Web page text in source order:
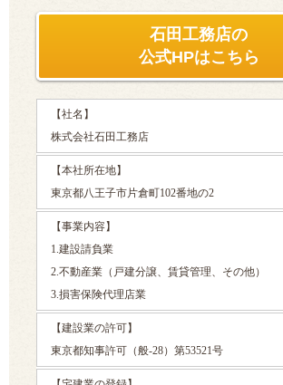
石田工務店の
公式HPはこちら
【社名】
株式会社石田工務店
【本社所在地】
東京都八王子市片倉町102番地の2
【事業内容】
1.建設請負業
2.不動産業（戸建分譲、賃貸管理、その他）
3.損害保険代理店業
【建設業の許可】
東京都知事許可（般-28）第53521号